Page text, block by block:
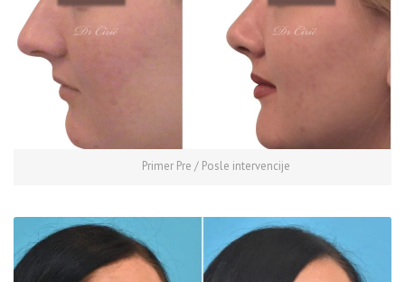
Primer Pre / Posle intervencije